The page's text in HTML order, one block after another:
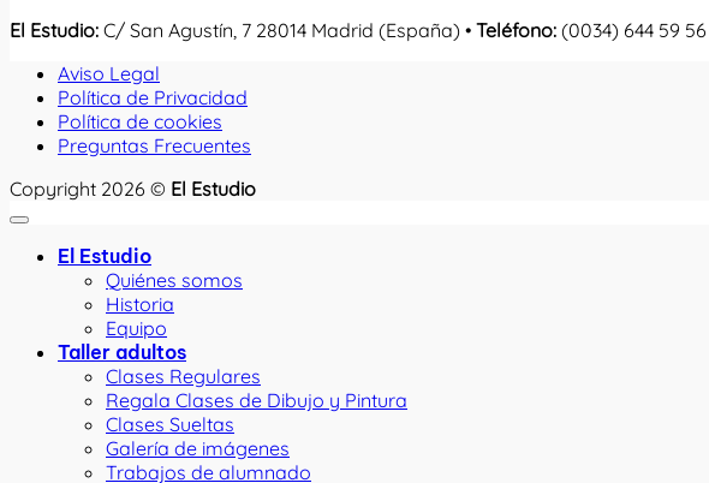
El Estudio: C/ San Agustín, 7 28014 Madrid (España) • Teléfono: (0034) 644 59 56
Aviso Legal
Política de Privacidad
Política de cookies
Preguntas Frecuentes
Copyright 2026 © El Estudio
El Estudio
Quiénes somos
Historia
Equipo
Taller adultos
Clases Regulares
Regala Clases de Dibujo y Pintura
Clases Sueltas
Galería de imágenes
Trabajos de alumnado